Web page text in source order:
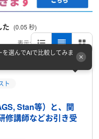
た (0.05 秒)
表示:
ト
Stan等）と、関
修講師などお引き受
を選んでAIで比較してみま